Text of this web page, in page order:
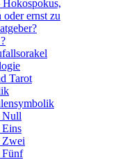
oder ernst zu
Tarot
Null
Zwei